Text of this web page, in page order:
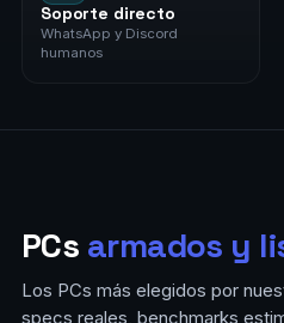
Soporte directo
WhatsApp y Discord
humanos
PCs armados y
Los PCs más elegidos por
specs reales, benchmarks